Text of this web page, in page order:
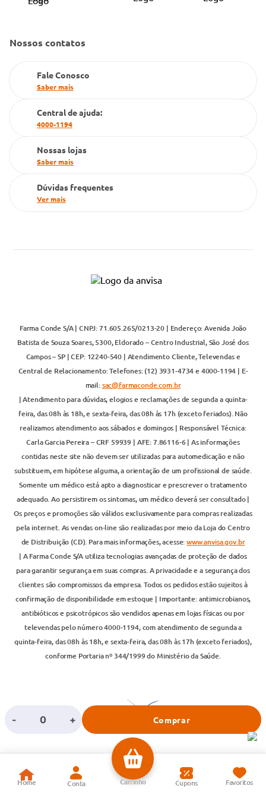
- + Comprar
Dúvidas Frequentes
Cartão Grupo Conde
Televendas
Nossos contatos
Fale Conosco
Saber mais
Central de ajuda:
4000-1194
Nossas lojas
Saber mais
Dúvidas frequentes
Ver mais
Farma Conde S/A | CNPJ: 71.605.265/0213-20 | Endereço: Avenida João
Batista de Souza Soares, 5300, Eldorado – Centro Industrial, São José dos
Campos – SP | CEP: 12240-540 | Atendimento Cliente, Televendas e
Central de Relacionamento: Telefones: (12) 3931-4734 e 4000-1194 | E-
mail:sac@farmaconde.com.br
| Atendimento para dúvidas, elogios e reclamações de segunda a quinta-
feira, das 08h às 18h, e sexta-feira, das 08h às 17h (exceto feriados). Não
realizamos atendimento aos sábados e domingos | Responsável Técnica:
Carla Garcia Pereira – CRF 59939 | AFE: 7.86116-6 | As informações
contidas neste site não devem ser utilizadas para automedicação e não
substituem, em hipótese alguma, a orientação de um profissional de saúde.
Somente um médico está apto a diagnosticar e prescrever o tratamento
adequado. Ao persistirem os sintomas, um médico deverá ser consultado |
Os preços e promoções são válidos exclusivamente para compras realizadas
pela internet. As vendas on-line são realizadas por meio da Loja do Centro
de Distribuição (CD). Para mais informações, acesse:www.anvisa.gov.br
| A Farma Conde S/A utiliza tecnologias avançadas de proteção de dados
para garantir segurança em suas compras. A privacidade e a segurança dos
clientes são compromissos da empresa. Todos os pedidos estão sujeitos à
confirmação de disponibilidade em estoque | Importante: antimicrobianos,
antibióticos e psicotrópicos são vendidos apenas em lojas físicas ou por
televendas pelo número 4000-1194, com atendimento de segunda a
quinta-feira, das 08h às 18h, e sexta-feira, das 08h às 17h (exceto feriados),
conforme Portaria nº 344/1999 do Ministério da Saúde.